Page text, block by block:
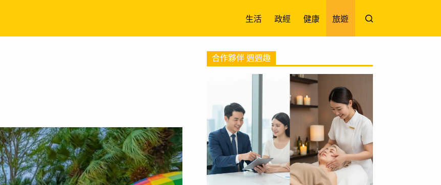
生活 政經 健康 旅遊
合作夥伴 週週趣